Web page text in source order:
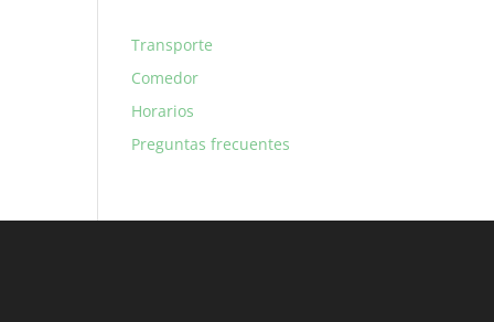
Transporte
Comedor
Horarios
Preguntas frecuentes